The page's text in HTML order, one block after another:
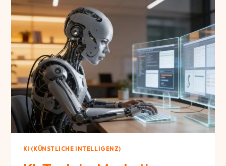
DIE
ABHÄNGIGKEIT
–
UND
ZURÜCK
KI (KÜNSTLICHE INTELLIGENZ)